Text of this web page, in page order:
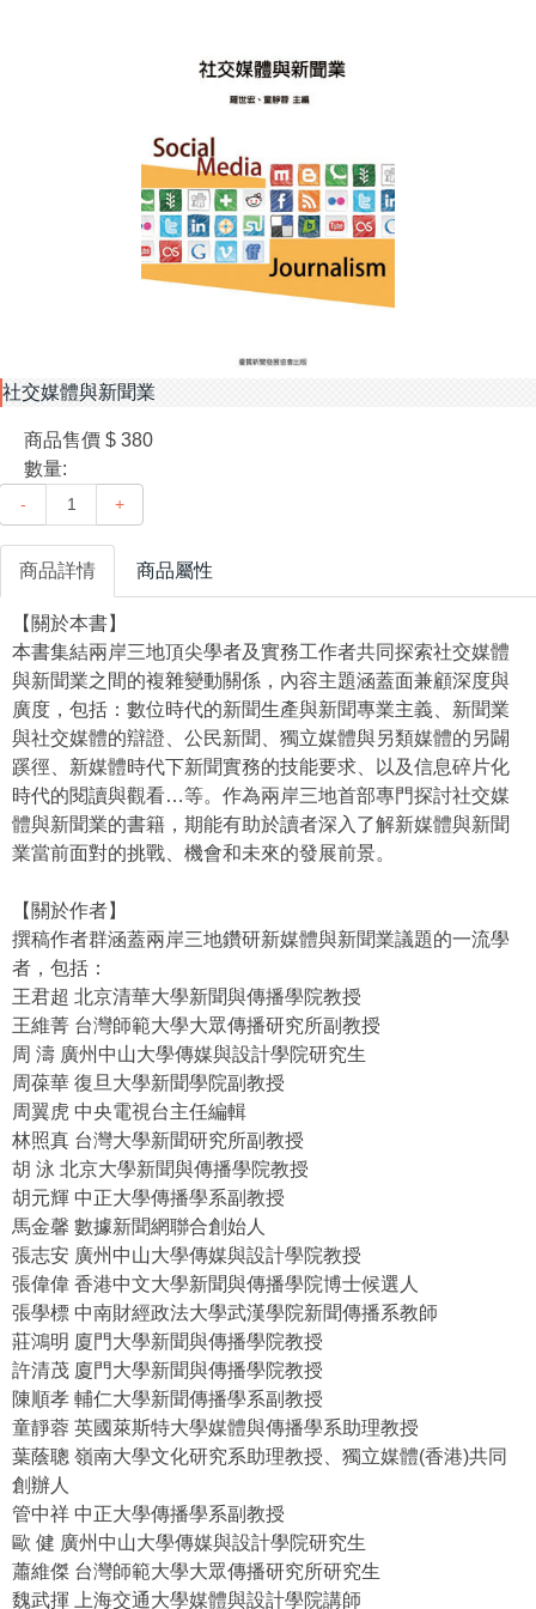
社交媒體與新聞業
商品售價 $ 380
數量:
- +
商品詳情 商品屬性
【關於本書】
本書集結兩岸三地頂尖學者及實務工作者共同探索社交媒體
與新聞業之間的複雜變動關係，內容主題涵蓋面兼顧深度與
廣度，包括：數位時代的新聞生產與新聞專業主義、新聞業
與社交媒體的辯證、公民新聞、獨立媒體與另類媒體的另闢
蹊徑、新媒體時代下新聞實務的技能要求、以及信息碎片化
時代的閱讀與觀看…等。作為兩岸三地首部專門探討社交媒
體與新聞業的書籍，期能有助於讀者深入了解新媒體與新聞
業當前面對的挑戰、機會和未來的發展前景。
【關於作者】
撰稿作者群涵蓋兩岸三地鑽研新媒體與新聞業議題的一流學
者，包括：
王君超 北京清華大學新聞與傳播學院教授
王維菁 台灣師範大學大眾傳播研究所副教授
周 濤 廣州中山大學傳媒與設計學院研究生
周葆華 復旦大學新聞學院副教授
周翼虎 中央電視台主任編輯
林照真 台灣大學新聞研究所副教授
胡 泳 北京大學新聞與傳播學院教授
胡元輝 中正大學傳播學系副教授
馬金馨 數據新聞網聯合創始人
張志安 廣州中山大學傳媒與設計學院教授
張偉偉 香港中文大學新聞與傳播學院博士候選人
張學標 中南財經政法大學武漢學院新聞傳播系教師
莊鴻明 廈門大學新聞與傳播學院教授
許清茂 廈門大學新聞與傳播學院教授
陳順孝 輔仁大學新聞傳播學系副教授
童靜蓉 英國萊斯特大學媒體與傳播學系助理教授
葉蔭聰 嶺南大學文化研究系助理教授、獨立媒體(香港)共同
創辦人
管中祥 中正大學傳播學系副教授
歐 健 廣州中山大學傳媒與設計學院研究生
蕭維傑 台灣師範大學大眾傳播研究所研究生
魏武揮 上海交通大學媒體與設計學院講師